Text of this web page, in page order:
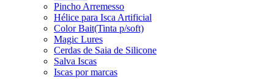
Pincho Arremesso
Hélice para Isca Artificial
Color Bait(Tinta p/soft)
Magic Lures
Cerdas de Saia de Silicone
Salva Iscas
Iscas por marcas